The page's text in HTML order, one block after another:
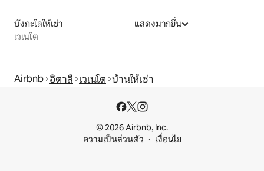
บังกะโลให้เช่า
เวเนโต
แสดงมากขึ้น
Airbnb อิตาลี เวเนโต บ้านให้เช่า
© 2026 Airbnb, Inc.
ความเป็นส่วนตัว
เงื่อนไข